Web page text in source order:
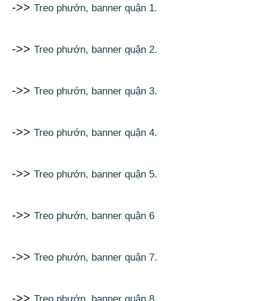
->> Treo phướn, banner quận 1.
->> Treo phướn, banner quận 2.
->> Treo phướn, banner quận 3.
->> Treo phướn, banner quận 4.
->> Treo phướn, banner quận 5.
->> Treo phướn, banner quận 6
->> Treo phướn, banner quận 7.
->>